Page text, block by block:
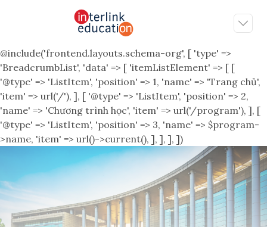
@include('frontend.layouts.schema-org', [ 'type' =>
'BreadcrumbList', 'data' => [ 'itemListElement' => [ [
'@type' => 'ListItem', 'position' => 1, 'name' => 'Trang chủ',
'item' => url('/'), ], [ '@type' => 'ListItem', 'position' => 2,
'name' => 'Chương trình học', 'item' => url('/program'), ], [
'@type' => 'ListItem', 'position' => 3, 'name' => $program-
>name, 'item' => url()->current(), ], ], ], ])